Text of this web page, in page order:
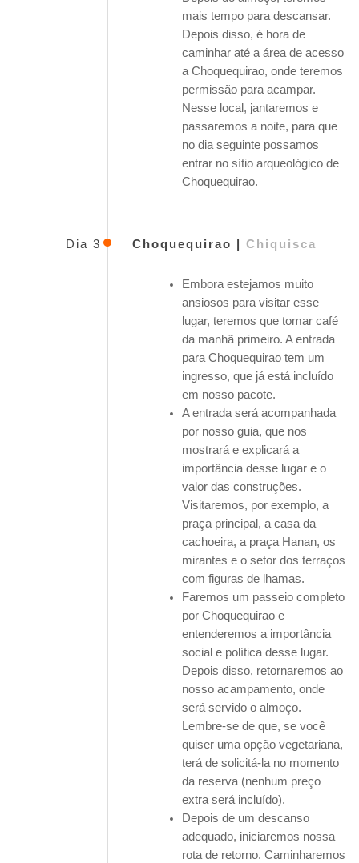
mais tempo para descansar.
Depois disso, é hora de
caminhar até a área de acesso
a Choquequirao, onde teremos
permissão para acampar.
Nesse local, jantaremos e
passaremos a noite, para que
no dia seguinte possamos
entrar no sítio arqueológico de
Choquequirao.
Dia 3 Choquequirao | Chiquisca
Embora estejamos muito
ansiosos para visitar esse
lugar, teremos que tomar café
da manhã primeiro. A entrada
para Choquequirao tem um
ingresso, que já está incluído
em nosso pacote.
A entrada será acompanhada
por nosso guia, que nos
mostrará e explicará a
importância desse lugar e o
valor das construções.
Visitaremos, por exemplo, a
praça principal, a casa da
cachoeira, a praça Hanan, os
mirantes e o setor dos terraços
com figuras de lhamas.
Faremos um passeio completo
por Choquequirao e
entenderemos a importância
social e política desse lugar.
Depois disso, retornaremos ao
nosso acampamento, onde
será servido o almoço.
Lembre-se de que, se você
quiser uma opção vegetariana,
terá de solicitá-la no momento
da reserva (nenhum preço
extra será incluído).
Depois de um descanso
adequado, iniciaremos nossa
rota de retorno. Caminharemos